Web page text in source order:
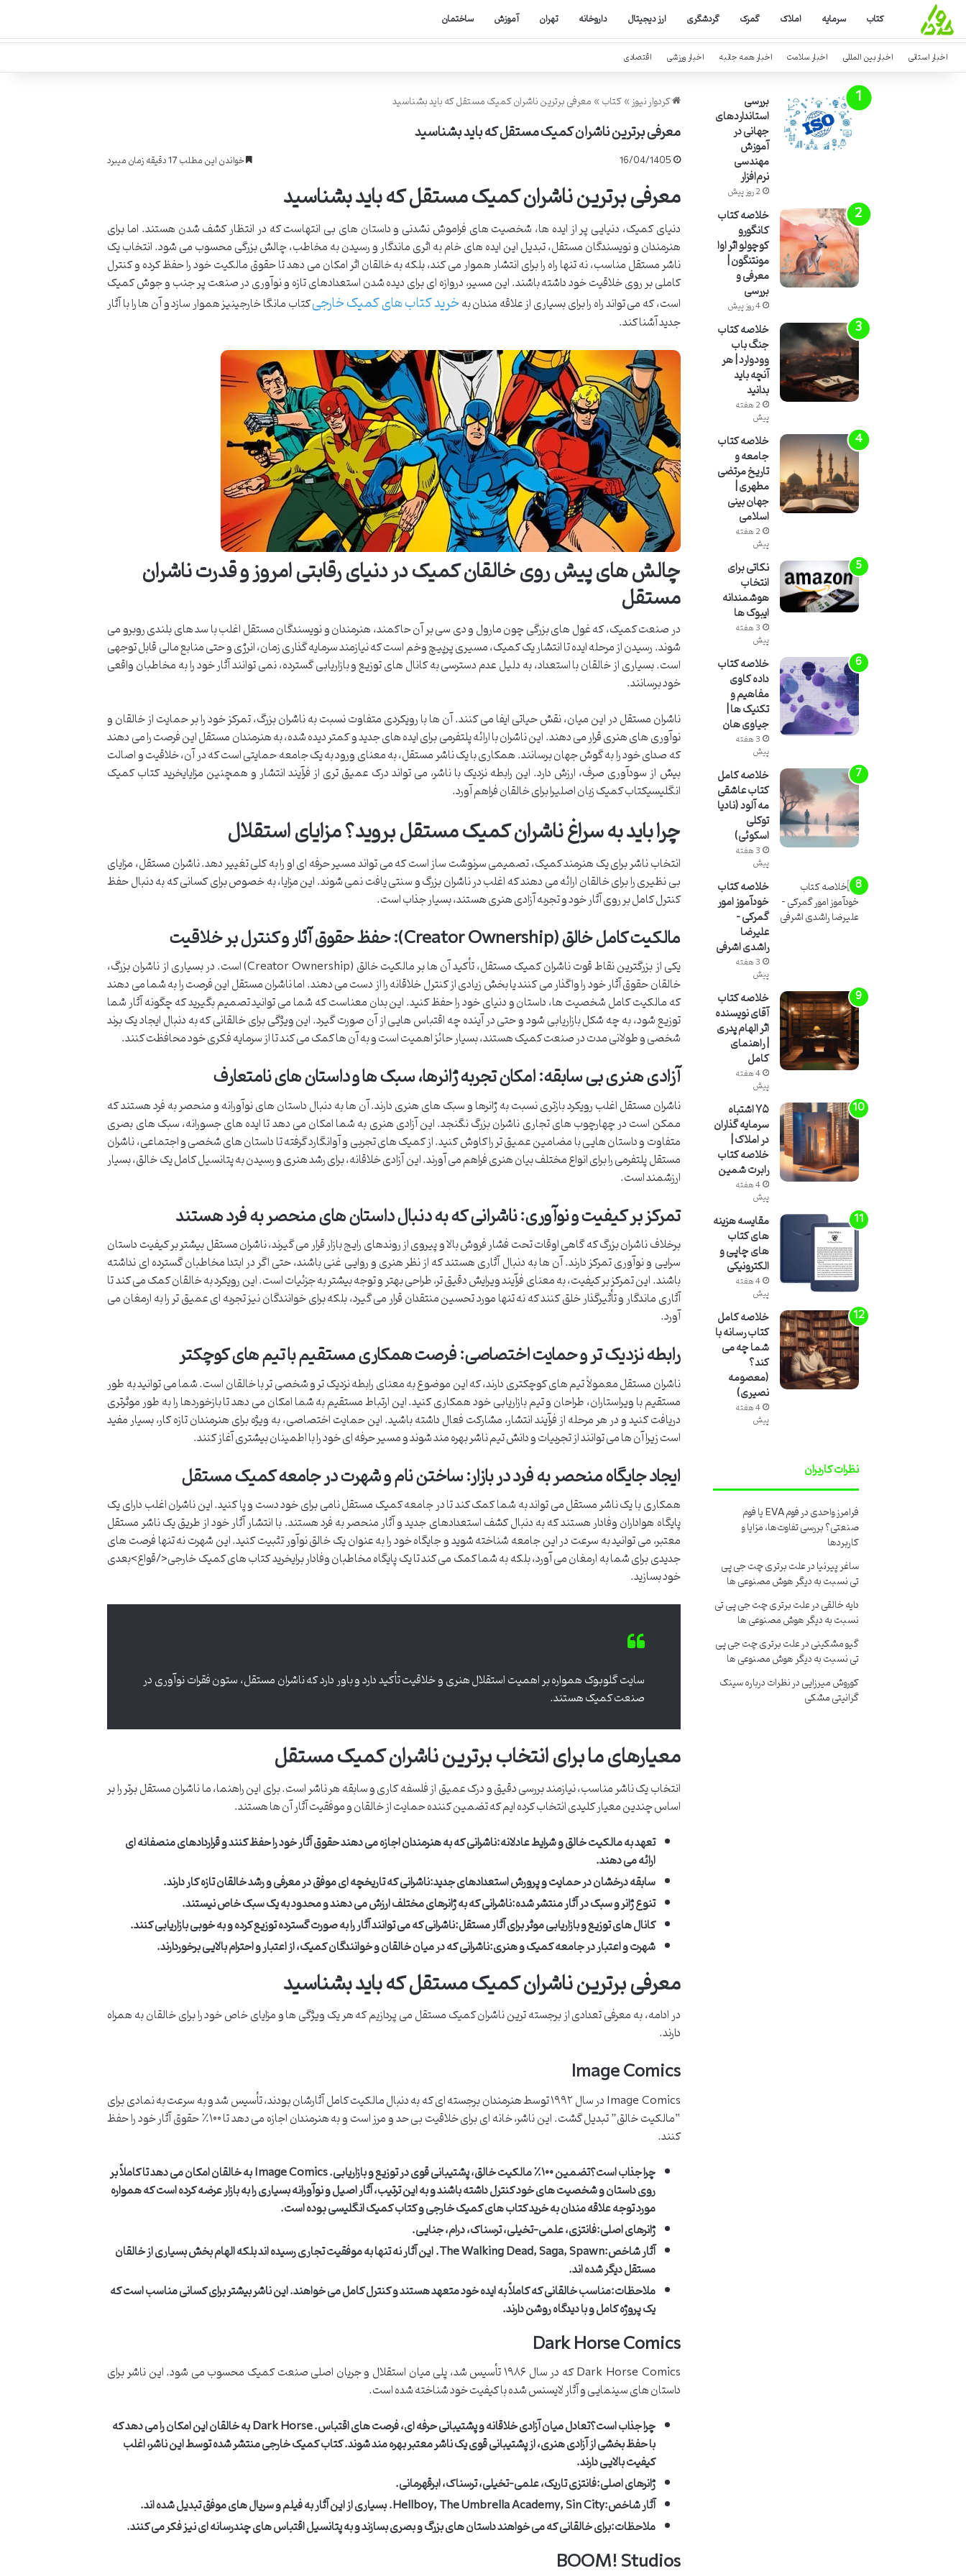
کتاب سرمایه املاک گمرک گردشگری ارز دیجیتال داروخانه تهران آموزش ساختمان
اخبار استانی اخبار بین المللی اخبار سلامت اخبار همه جانبه اخبار ورزشی اقتصادی
کردوار نیوز»کتاب»معرفی برترین ناشران کمیک مستقل که باید بشناسید
معرفی برترین ناشران کمیک مستقل که باید بشناسید
16/04/1405 خواندن این مطلب 17 دقیقه زمان میبرد
معرفی برترین ناشران کمیک مستقل که باید بشناسید
دنیای کمیک، دنیایی پر از ایده ها، شخصیت های فراموش نشدنی و داستان های بی انتهاست که در انتظار کشف شدن هستند. اما برای
هنرمندان و نویسندگان مستقل، تبدیل این ایده های خام به اثری ماندگار و رسیدن به مخاطب، چالش بزرگی محسوب می شود. انتخاب یک
ناشر مستقل مناسب، نه تنها راه را برای انتشار هموار می کند، بلکه به خالقان اثر امکان می دهد تا حقوق مالکیت خود را حفظ کرده و کنترل
کاملی بر روی خلاقیت خود داشته باشند. این مسیر، دروازه ای برای دیده شدن استعدادهای تازه و نوآوری در صنعت پر جنب و جوش کمیک
است، که می تواند راه را برای بسیاری از علاقه مندان بهخرید کتاب های کمیک خارجیکتاب مانگا خارجینیز هموار سازد و آن ها را با آثار
جدید آشنا کند.
چالش های پیش روی خالقان کمیک در دنیای رقابتی امروز و قدرت ناشران
مستقل
در صنعت کمیک، که غول های بزرگی چون مارول و دی سی بر آن حاکمند، هنرمندان و نویسندگان مستقل اغلب با سد های بلندی روبرو می
شوند. رسیدن از مرحله ایده تا انتشار یک کمیک، مسیری پرپیچ وخم است که نیازمند سرمایه گذاری زمان، انرژی و حتی منابع مالی قابل توجهی
است. بسیاری از خالقان با استعداد، به دلیل عدم دسترسی به کانال های توزیع و بازاریابی گسترده، نمی توانند آثار خود را به مخاطبان واقعی
خود برسانند.
ناشران مستقل در این میان، نقش حیاتی ایفا می کنند. آن ها با رویکردی متفاوت نسبت به ناشران بزرگ، تمرکز خود را بر حمایت از خالقان و
نوآوری های هنری قرار می دهند. این ناشران با ارائه پلتفرمی برای ایده های جدید و کمتر دیده شده، به هنرمندان مستقل این فرصت را می دهند
که صدای خود را به گوش جهان برسانند. همکاری با یک ناشر مستقل، به معنای ورود به یک جامعه حمایتی است که در آن، خلاقیت و اصالت
بیش از سودآوری صرف، ارزش دارد. این رابطه نزدیک با ناشر، می تواند درک عمیق تری از فرآیند انتشار و همچنین مزایایخرید کتاب کمیک
انگلیسیکتاب کمیک زبان اصلیرا برای خالقان فراهم آورد.
چرا باید به سراغ ناشران کمیک مستقل بروید؟ مزایای استقلال
انتخاب ناشر برای یک هنرمند کمیک، تصمیمی سرنوشت ساز است که می تواند مسیر حرفه ای او را به کلی تغییر دهد. ناشران مستقل، مزایای
بی نظیری را برای خالقان ارائه می دهند که اغلب در ناشران بزرگ و سنتی یافت نمی شوند. این مزایا، به خصوص برای کسانی که به دنبال حفظ
کنترل کامل بر روی آثار خود و تجربه آزادی هنری هستند، بسیار جذاب است.
مالکیت کامل خالق (Creator Ownership): حفظ حقوق آثار و کنترل بر خلاقیت
یکی از بزرگترین نقاط قوت ناشران کمیک مستقل، تأکید آن ها بر مالکیت خالق (Creator Ownership) است. در بسیاری از ناشران بزرگ،
خالقان حقوق آثار خود را واگذار می کنند یا بخش زیادی از کنترل خلاقانه را از دست می دهند. اما ناشران مستقل این فرصت را به شما می دهند
که مالکیت کامل شخصیت ها، داستان و دنیای خود را حفظ کنید. این بدان معناست که شما می توانید تصمیم بگیرید که چگونه آثار شما
توزیع شود، به چه شکل بازاریابی شود و حتی در آینده چه اقتباس هایی از آن صورت گیرد. این ویژگی برای خالقانی که به دنبال ایجاد یک برند
شخصی و طولانی مدت در صنعت کمیک هستند، بسیار حائز اهمیت است و به آن ها کمک می کند تا از سرمایه فکری خود محافظت کنند.
آزادی هنری بی سابقه: امکان تجربه ژانرها، سبک ها و داستان های نامتعارف
ناشران مستقل اغلب رویکرد بازتری نسبت به ژانرها و سبک های هنری دارند. آن ها به دنبال داستان های نوآورانه و منحصر به فرد هستند که
ممکن است در چهارچوب های تجاری ناشران بزرگ نگنجد. این آزادی هنری به شما امکان می دهد تا ایده های جسورانه، سبک های بصری
متفاوت و داستان هایی با مضامین عمیق تر را کاوش کنید. از کمیک های تجربی و آوانگارد گرفته تا داستان های شخصی و اجتماعی، ناشران
مستقل پلتفرمی را برای انواع مختلف بیان هنری فراهم می آورند. این آزادی خلاقانه، برای رشد هنری و رسیدن به پتانسیل کامل یک خالق، بسیار
ارزشمند است.
تمرکز بر کیفیت و نوآوری: ناشرانی که به دنبال داستان های منحصر به فرد هستند
برخلاف ناشران بزرگ که گاهی اوقات تحت فشار فروش بالا و پیروی از روندهای رایج بازار قرار می گیرند، ناشران مستقل بیشتر بر کیفیت داستان
سرایی و نوآوری تمرکز دارند. آن ها به دنبال آثاری هستند که از نظر هنری و روایی غنی باشند، حتی اگر در ابتدا مخاطبان گسترده ای نداشته
باشند. این تمرکز بر کیفیت، به معنای فرآیند ویرایش دقیق تر، طراحی بهتر و توجه بیشتر به جزئیات است. این رویکرد به خالقان کمک می کند تا
آثاری ماندگار و تأثیرگذار خلق کنند که نه تنها مورد تحسین منتقدان قرار می گیرد، بلکه برای خوانندگان نیز تجربه ای عمیق تر را به ارمغان می
آورد.
رابطه نزدیک تر و حمایت اختصاصی: فرصت همکاری مستقیم با تیم های کوچکتر
ناشران مستقل معمولاً تیم های کوچکتری دارند، که این موضوع به معنای رابطه نزدیک تر و شخصی تر با خالقان است. شما می توانید به طور
مستقیم با ویراستاران، طراحان و تیم بازاریابی خود همکاری کنید. این ارتباط مستقیم به شما امکان می دهد تا بازخوردها را به طور موثرتری
دریافت کنید و در هر مرحله از فرآیند انتشار، مشارکت فعال داشته باشید. این حمایت اختصاصی، به ویژه برای هنرمندان تازه کار، بسیار مفید
است زیرا آن ها می توانند از تجربیات و دانش تیم ناشر بهره مند شوند و مسیر حرفه ای خود را با اطمینان بیشتری آغاز کنند.
ایجاد جایگاه منحصر به فرد در بازار: ساختن نام و شهرت در جامعه کمیک مستقل
همکاری با یک ناشر مستقل می تواند به شما کمک کند تا در جامعه کمیک مستقل نامی برای خود دست و پا کنید. این ناشران اغلب دارای یک
پایگاه هواداران وفادار هستند که به دنبال کشف استعدادهای جدید و آثار منحصر به فرد هستند. با انتشار آثار خود از طریق یک ناشر مستقل
معتبر، می توانید به سرعت در این جامعه شناخته شوید و جایگاه خود را به عنوان یک خالق نوآور تثبیت کنید. این شهرت نه تنها فرصت های
جدیدی برای شما به ارمغان می آورد، بلکه به شما کمک می کند تا یک پایگاه مخاطبان وفادار برایخرید کتاب های کمیک خارجی</قواع>بعدی
خود بسازید.
سایت گلوبوک همواره بر اهمیت استقلال هنری و خلاقیت تأکید دارد و باور دارد که ناشران مستقل، ستون فقرات نوآوری در
صنعت کمیک هستند.
معیارهای ما برای انتخاب برترین ناشران کمیک مستقل
انتخاب یک ناشر مناسب، نیازمند بررسی دقیق و درک عمیق از فلسفه کاری و سابقه هر ناشر است. برای این راهنما، ما ناشران مستقل برتر را بر
اساس چندین معیار کلیدی انتخاب کرده ایم که تضمین کننده حمایت از خالقان و موفقیت آثار آن ها هستند.
تعهد به مالکیت خالق و شرایط عادلانه:ناشرانی که به هنرمندان اجازه می دهند حقوق آثار خود را حفظ کنند و قراردادهای منصفانه ای
ارائه می دهند.
سابقه درخشان در حمایت و پرورش استعدادهای جدید:ناشرانی که تاریخچه ای موفق در معرفی و رشد خالقان تازه کار دارند.
تنوع ژانر و سبک در آثار منتشر شده:ناشرانی که به ژانرهای مختلف ارزش می دهند و محدود به یک سبک خاص نیستند.
کانال های توزیع و بازاریابی موثر برای آثار مستقل:ناشرانی که می توانند آثار را به صورت گسترده توزیع کرده و به خوبی بازاریابی کنند.
شهرت و اعتبار در جامعه کمیک و هنری:ناشرانی که در میان خالقان و خوانندگان کمیک، از اعتبار و احترام بالایی برخوردارند.
معرفی برترین ناشران کمیک مستقل که باید بشناسید
در ادامه، به معرفی تعدادی از برجسته ترین ناشران کمیک مستقل می پردازیم که هر یک ویژگی ها و مزایای خاص خود را برای خالقان به همراه
دارند.
Image Comics
Image Comics در سال ۱۹۹۲ توسط هنرمندان برجسته ای که به دنبال مالکیت کامل آثارشان بودند، تأسیس شد و به سرعت به نمادی برای
“مالکیت خالق” تبدیل گشت. این ناشر، خانه ای برای خلاقیت بی حد و مرز است و به هنرمندان اجازه می دهد تا ۱۰۰٪ حقوق آثار خود را حفظ
کنند.
چرا جذاب است؟
تضمین ۱۰۰٪ مالکیت خالق، پشتیبانی قوی در توزیع و بازاریابی. Image Comics به خالقان امکان می دهد تا کاملاً بر
روی داستان و شخصیت های خود کنترل داشته باشند و به این ترتیب، آثار اصیل و نوآورانه بسیاری را به بازار عرضه کرده است که همواره
مورد توجه علاقه مندان به خرید کتاب های کمیک خارجی و کتاب کمیک انگلیسی بوده است.
ژانرهای اصلی:فانتزی، علمی-تخیلی، ترسناک، درام، جنایی.
آثار شاخص:
The Walking Dead, Saga, Spawn. این آثار نه تنها به موفقیت تجاری رسیده اند بلکه الهام بخش بسیاری از خالقان
مستقل دیگر شده اند.
ملاحظات:مناسب خالقانی که کاملاً به ایده خود متعهد هستند و کنترل کامل می خواهند. این ناشر بیشتر برای کسانی مناسب است که
یک پروژه کامل و با دیدگاه روشن دارند.
Dark Horse Comics
Dark Horse Comics که در سال ۱۹۸۶ تأسیس شد، پلی میان استقلال و جریان اصلی صنعت کمیک محسوب می شود. این ناشر برای
داستان های سینمایی و آثار لایسنس شده با کیفیت خود شناخته شده است.
چرا جذاب است؟
تعادل میان آزادی خلاقانه و پشتیبانی حرفه ای، فرصت های اقتباس. Dark Horse به خالقان این امکان را می دهد که
با حفظ بخشی از آزادی هنری، از پشتیبانی قوی یک ناشر معتبر بهره مند شوند. کتاب کمیک خارجی منتشر شده توسط این ناشر، اغلب
کیفیت بالایی دارند.
ژانرهای اصلی:فانتزی تاریک، علمی-تخیلی، ترسناک، ابرقهرمانی.
آثار شاخص:Hellboy, The Umbrella Academy, Sin City. بسیاری از این آثار به فیلم و سریال های موفق تبدیل شده اند.
ملاحظات:برای خالقانی که می خواهند داستان های بزرگ و بصری بسازند و به پتانسیل اقتباس های چندرسانه ای نیز فکر می کنند.
BOOM! Studios
بررسی
استانداردهای
جهانی در
آموزش
مهندسی
نرم‌افزار
2 روز پیش
خلاصه کتاب
کانگورو
کوچولو اثر اوا
مونتنگون |
معرفی و
بررسی
4 روز پیش
خلاصه کتاب
جنگ باب
وودوارد | هر
آنچه باید
بدانید
2 هفته
پیش
خلاصه کتاب
جامعه و
تاریخ مرتضی
مطهری |
جهان بینی
اسلامی
2 هفته
پیش
نکاتی برای
انتخاب
هوشمندانه
ایبوک ها
3 هفته
پیش
خلاصه کتاب
داده کاوی
مفاهیم و
تکنیک ها |
جیاوی هان
3 هفته
پیش
خلاصه کامل
کتاب عاشقی
مه آلود (نادیا
توکلی
اسکوئی)
3 هفته
پیش
خلاصه کتاب
خودآموز امور
گمرکی –
علیرضا
راشدی اشرفی
3 هفته
پیش
خلاصه کتاب
آقای نویسنده
اثر الهام پدری
| راهنمای
کامل
4 هفته
پیش
۷۵ اشتباه
سرمایه گذاران
در املاک |
خلاصه کتاب
رابرت شمین
4 هفته
پیش
مقایسه هزینه
های کتاب
های چاپی و
الکترونیکی
4 هفته
پیش
خلاصه کامل
کتاب رسانه با
شما چه می
کند؟
(معصومه
نصیری)
4 هفته
پیش
نظرات کاربران
فرامرز واحدیدر فوم EVA یا فوم
صنعتی؟ بررسی تفاوت‌ها، مزایا و
کاربردها
ساغر پیرنیادرعلت برتری چت جی پی
تی نسبت به دیگر هوش مصنوعی ها
دایه خالقیدرعلت برتری چت جی پی تی
نسبت به دیگر هوش مصنوعی ها
گیو مشکینیدرعلت برتری چت جی پی
تی نسبت به دیگر هوش مصنوعی ها
کوروش میرزاییدرنظرات درباره سینک
گرانیتی مشکی